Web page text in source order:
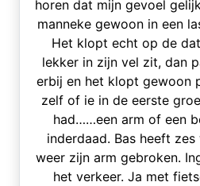
horen dat mijn gevoel
manneke gewoon in een
Het klopt echt op de
lekker in zijn vel zit, dan
erbij en het klopt gewoon
zelf of ie in de eerste
had……een arm of een
inderdaad. Bas heeft
weer zijn arm gebroken.
het verkeer. Ja met